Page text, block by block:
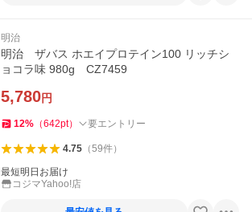
明治
明治 ザバス ホエイプロテイン100 リッチシ
ョコラ味 980g CZ7459
5,780円
12% （642pt） 要エントリー
4.75（59件）
最短明日お届け
コジマYahoo!店